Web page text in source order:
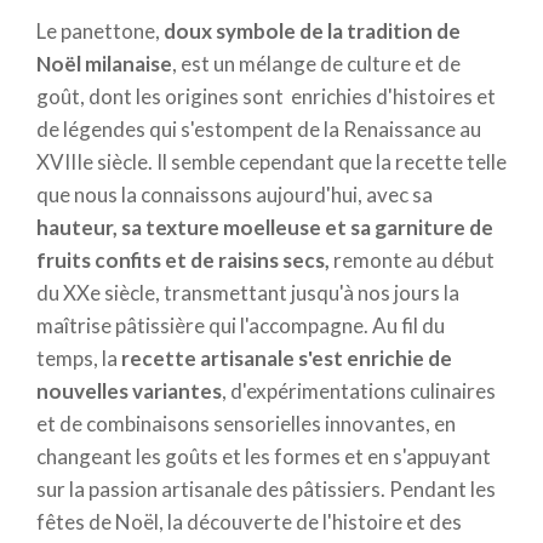
matière première de qualité pour vos hôtes, ou
chercherdes expériences culinaires sur place où
vous essayer à la préparation en vivant l'esprit de
Noël.
LABORATOIRE DU PIZZOCCHERO
(VALTELLINA, SO)
Les pizzoccheri sont bien plus qu'un simple plat
principal : ils sontl’essence de la tradition de la
Valtellina, une étreinte de saveurs qui raconte
l'histoire du terroir. Cette recette moelleuse et
irrésistible,à base de pâte de sarrasin, de fromage
local, de pommes de terre et de chou frisé,est
née à Teglio, mais elle est un symbole de convivialité
et de chaleur familiale dans toute l'Italie, en
Le panettone, doux symbole de la tradition de
Noël milanaise, est un mélange de culture et de
goût, dont les origines sont enrichies d'histoires et
de légendes qui s'estompent de la Renaissance au
XVIIIe siècle. Il semble cependant que la recette telle
que nous la connaissons aujourd'hui, avec sa
hauteur, sa texture moelleuse et sa garniture de
fruits confits et de raisins secs, remonte au début
du XXe siècle, transmettant jusqu'à nos jours la
maîtrise pâtissière qui l'accompagne. Au fil du
temps, la recette artisanale s'est enrichie de
nouvelles variantes, d'expérimentations culinaires
et de combinaisons sensorielles innovantes, en
changeant les goûts et les formes et en s'appuyant
sur la passion artisanale des pâtissiers. Pendant les
fêtes de Noël, la découverte de l'histoire et des